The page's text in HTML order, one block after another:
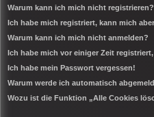
Warum kann ich mich nicht registrieren?
Ich habe mich registriert, kann mich
Warum kann ich mich nicht anmelden?
Ich habe mich vor einiger Zeit
Ich habe mein Passwort vergessen!
Warum werde ich automatisch
Wozu ist die Funktion „Alle Cookies